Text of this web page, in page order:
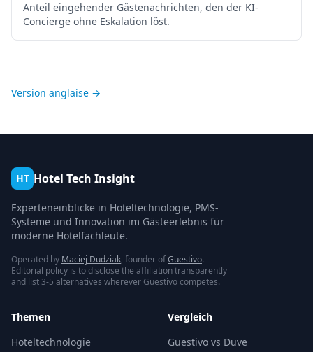
Anteil eingehender Gästenachrichten, den der KI-
Concierge ohne Eskalation löst.
Version anglaise →
HT Hotel Tech Insight
Experteneinblicke in Hoteltechnologie, PMS-
Systeme und Innovation im Gästeerlebnis für
moderne Hotelfachleute.
Operated by Maciej Dudziak, founder ofGuestivo.
Editorial policy is to disclose the affiliation transparently
and list 3-5 alternatives wherever Guestivo competes.
Themen
Hoteltechnologie
Vergleich
Guestivo vs Duve